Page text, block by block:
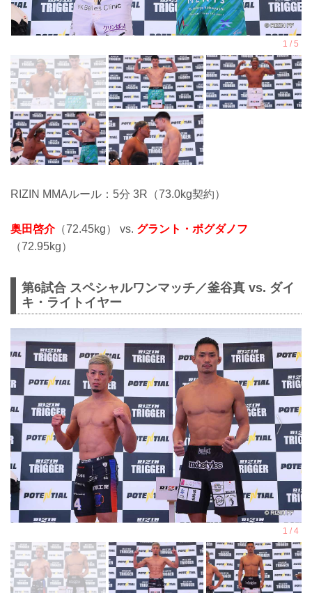
RIZIN MMAルール：5分 3R（73.0kg契約）
奥田啓介（72.45kg） vs. グラント・ボグダノフ
（72.95kg）
第6試合 スペシャルワンマッチ／釜谷真 vs. ダイ
キ・ライトイヤー